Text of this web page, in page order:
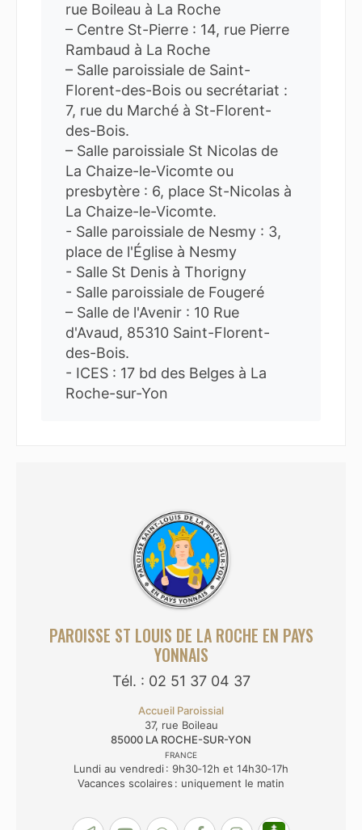
PAROISSE ST LOUIS DE LA ROCHE EN PAYS
YONNAIS
Tél. : 02 51 37 04 37
Accueil Paroissial
37, rue Boileau
85000 LA ROCHE-SUR-YON
FRANCE
Lundi au vendredi : 9h30‑12h et 14h30‑17h
Vacances scolaires : uniquement le matin
rue Boileau à La Roche
– Centre St-Pierre : 14, rue Pierre
Rambaud à La Roche
– Salle paroissiale de Saint-
Florent-des-Bois ou secrétariat :
7, rue du Marché à St-Florent-
des-Bois.
– Salle paroissiale St Nicolas de
La Chaize-le-Vicomte ou
presbytère : 6, place St-Nicolas à
La Chaize-le-Vicomte.
- Salle paroissiale de Nesmy : 3,
place de l'Église à Nesmy
- Salle St Denis à Thorigny
- Salle paroissiale de Fougeré
– Salle de l'Avenir : 10 Rue
d'Avaud, 85310 Saint-Florent-
des-Bois.
- ICES : 17 bd des Belges à La
Roche-sur-Yon